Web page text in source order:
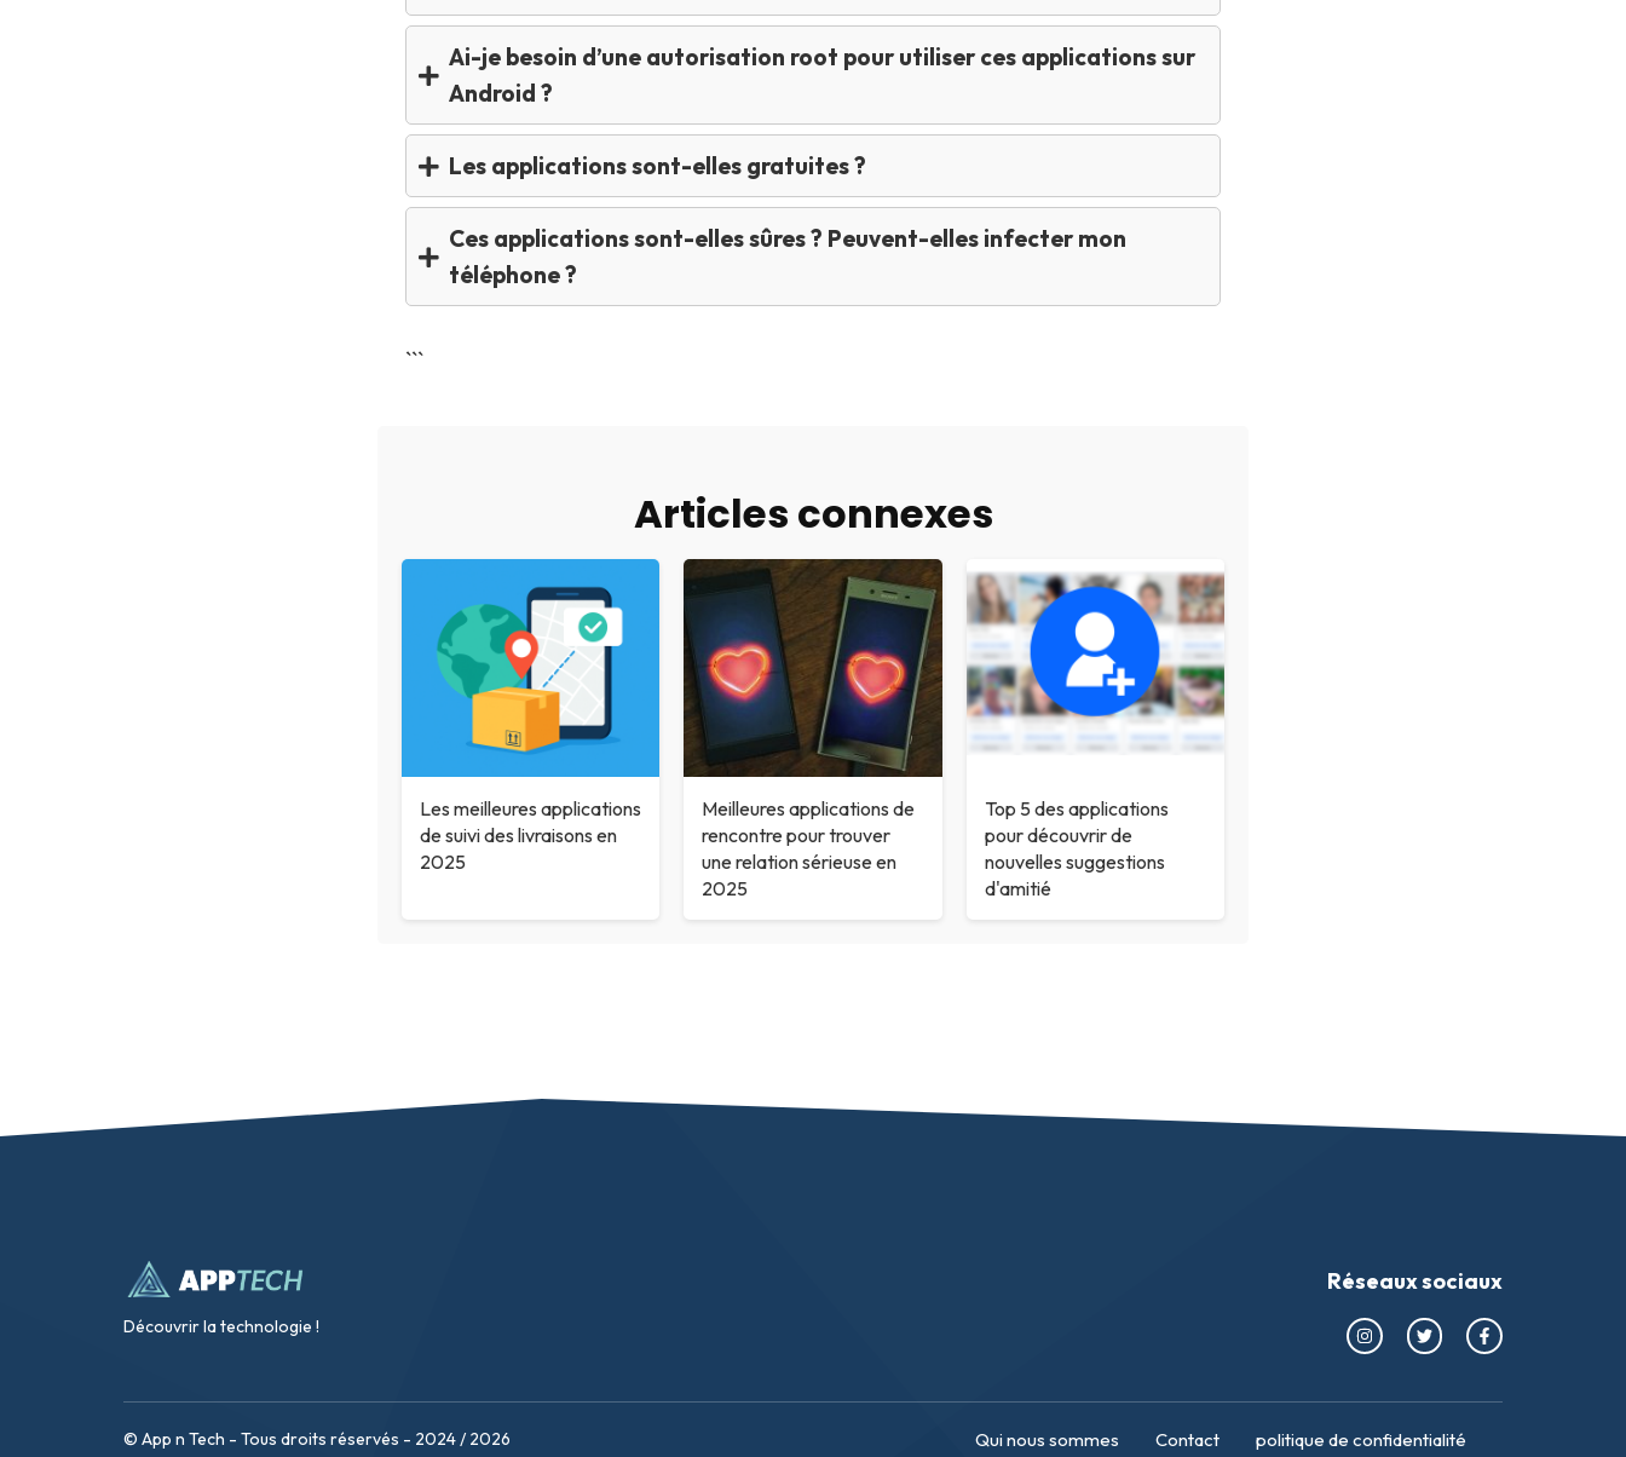
Ai-je besoin d’une autorisation root pour utiliser ces applications sur
Android ?
Les applications sont-elles gratuites ?
Ces applications sont-elles sûres ? Peuvent-elles infecter mon
téléphone ?
```
Articles connexes
Les meilleures applications
de suivi des livraisons en
2025
Meilleures applications de
rencontre pour trouver
une relation sérieuse en
2025
Top 5 des applications
pour découvrir de
nouvelles suggestions
d'amitié
Découvrir la technologie !
Réseaux sociaux
© App n Tech - Tous droits réservés - 2024 / 2026 Qui nous sommes Contact
politique de confidentialité